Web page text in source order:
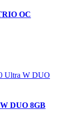
OC
DUO 8GB